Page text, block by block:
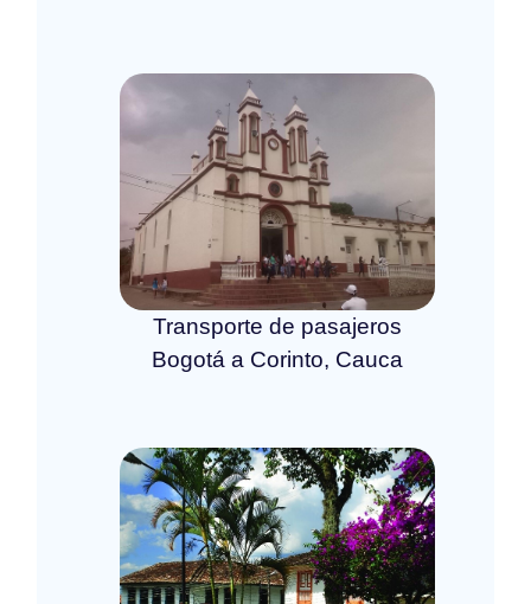
Transporte de pasajeros
Bogotá a Corinto, Cauca